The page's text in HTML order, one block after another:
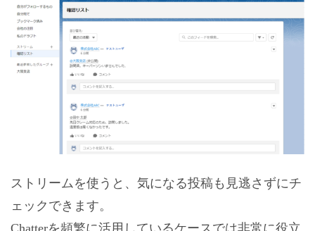
ストリームを使うと、気になる投稿も見逃さずにチ
ェックできます。